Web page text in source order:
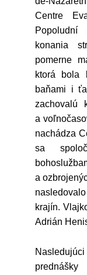
Centre
konania
pomerne
ktorá bola
baňami i
zachovalú
a
nachádza
sa
a
krajín.
Adrián